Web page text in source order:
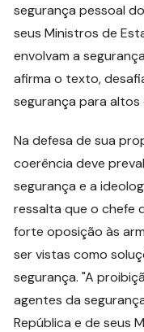
segurança pessoal
seus Ministros de
envolvam a
afirma o texto,
segurança para
Na defesa de sua
coerência deve
segurança e a
ressalta que o chefe
forte oposição às
ser vistas como
segurança. "A
agentes da
República e de seus